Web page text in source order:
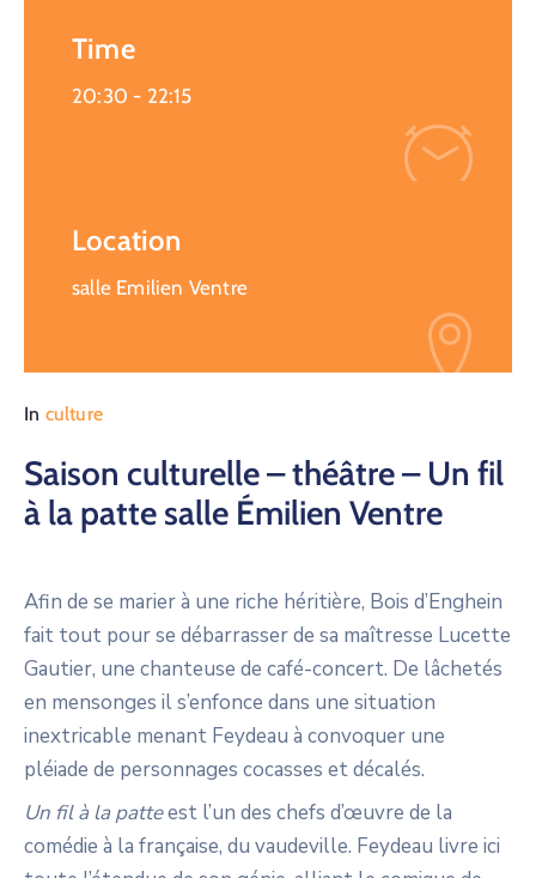
Time
20:30 - 22:15
Location
salle Emilien Ventre
In culture
Saison culturelle – théâtre – Un fil
à la patte salle Émilien Ventre
Afin de se marier à une riche héritière, Bois d’Enghein
fait tout pour se débarrasser de sa maîtresse Lucette
Gautier, une chanteuse de café-concert. De lâchetés
en mensonges il s’enfonce dans une situation
inextricable menant Feydeau à convoquer une
pléiade de personnages cocasses et décalés.
Un fil à la patteest l’un des chefs d’œuvre de la
comédie à la française, du vaudeville. Feydeau livre ici